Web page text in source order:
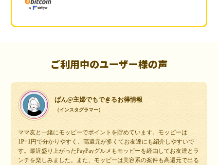
ご利用中のユーザー様の声
ぱん@主婦でもできるお得情報
（インスタグラマー）
ママ友と一緒にモッピーでポイントを貯めています。モッピーは
1P=1円で分かりやすく、高還元が多くてお友達にも紹介しやすいで
す。最近盛り上がったPayPayグルメもモッピーを経由してお友達とラ
ンチを楽しみました。また、モッピーは美容系の案件も高還元で出る